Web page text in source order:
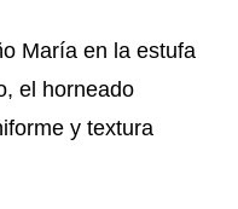
María en la estufa
el horneado
y textura